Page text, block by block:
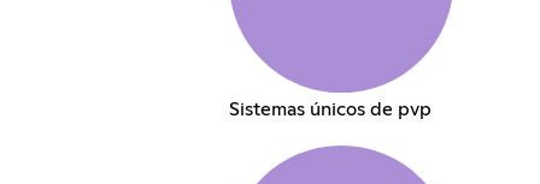
Sistemas únicos de pvp